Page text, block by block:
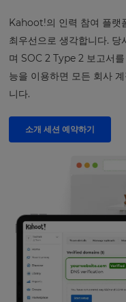
Kahoot!의 인력 참여 플랫
최우선으로 생각합니다.
며 SOC 2 Type 2 보고서
능을 이용하면 모든 회사
니다.
소개 세션 예약하기